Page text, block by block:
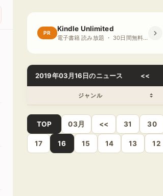
PR Kindle Unlimited
電子書籍 読み放題 ・ 30日間無料体験
2019年03月16日のニュース <<
ジャンル
TOP 03月 << 31 30
17 16 15 14 13 12